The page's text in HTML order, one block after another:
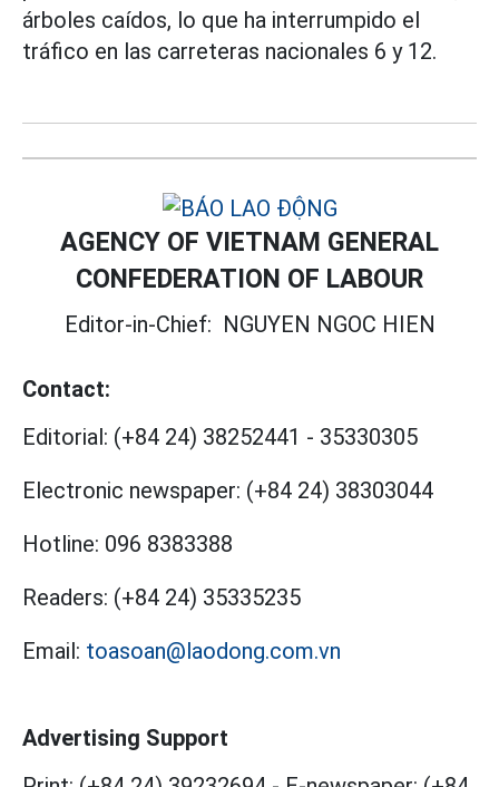
árboles caídos, lo que ha interrumpido el
tráfico en las carreteras nacionales 6 y 12.
AGENCY OF VIETNAM GENERAL
CONFEDERATION OF LABOUR
Editor-in-Chief: NGUYEN NGOC HIEN
Contact:
Editorial: (+84 24) 38252441 - 35330305
Electronic newspaper: (+84 24) 38303044
Hotline: 096 8383388
Readers: (+84 24) 35335235
Email: toasoan@laodong.com.vn
Advertising Support